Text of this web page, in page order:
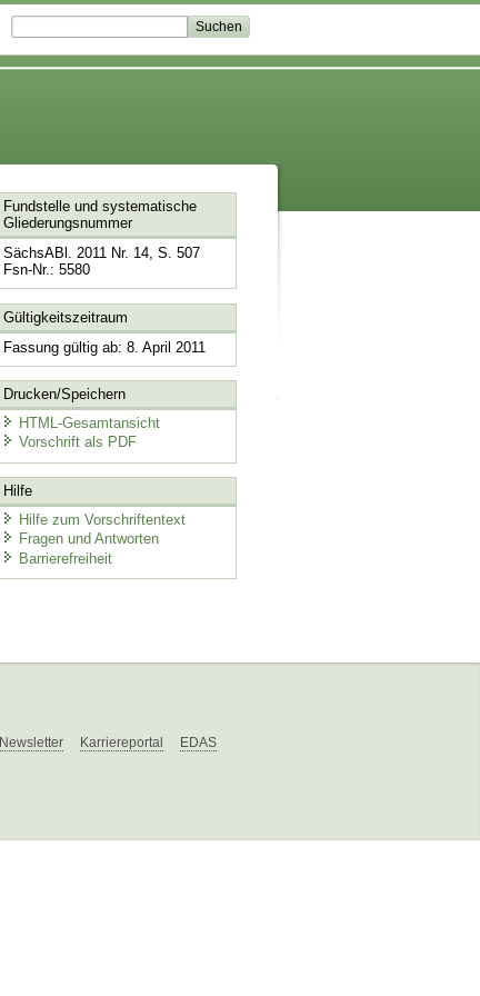
Fundstelle und systematische
Gliederungsnummer
SächsABl. 2011 Nr. 14, S. 507
Fsn-Nr.: 5580
Gültigkeitszeitraum
Fassung gültig ab: 8. April 2011
Drucken/Speichern
HTML-Gesamtansicht
Vorschrift als PDF
Hilfe
Hilfe zum Vorschriftentext
Fragen und Antworten
Barrierefreiheit
Newsletter Karriereportal EDAS